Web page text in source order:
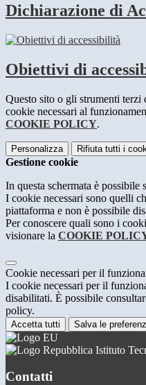
Dichiarazione di
Obiettivi di
Questo sito o gli strumenti
cookie necessari al
COOKIE POLICY.
Personalizza Rifiuta tutti i
Gestione cookie
In questa schermata è
I cookie necessari sono quelli
piattaforma e non è possibile
Per conoscere quali sono i
visionare la COOKIE
Cookie necessari per il
I cookie necessari per il
disabilitati. È possibile
policy.
Accetta tutti Salva le
Istituto
Contatti